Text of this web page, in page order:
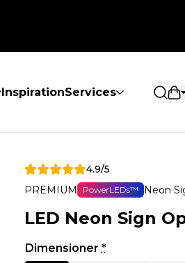
InspirationServices
4.9/5
PREMIUM
PowerLEDs™ Neon
LED Neon Sign
Dimensioner *